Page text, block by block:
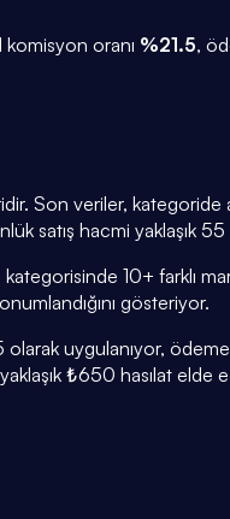
oranı %21.5,
Son veriler,
satış hacmi yaklaşık
kategorisinde 10+
gösteriyor.
uygulanıyor,
₺650 hasılat